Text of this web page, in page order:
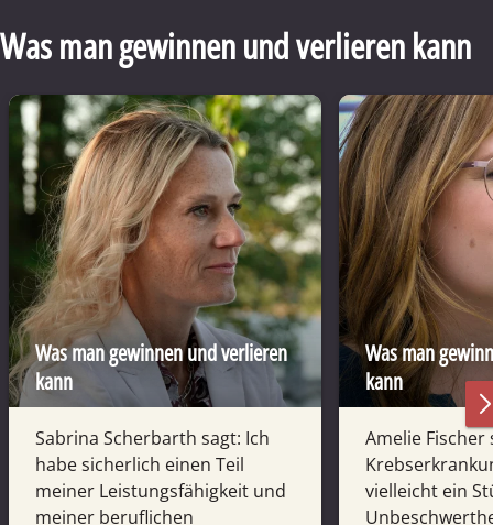
Was man gewinnen und verlieren kann
Was man gewinnen und verlieren
kann
Sabrina Scherbarth sagt: Ich
habe sicherlich einen Teil
meiner Leistungsfähigkeit und
meiner beruflichen
Was man
kann
Amelie
vielleicht ein